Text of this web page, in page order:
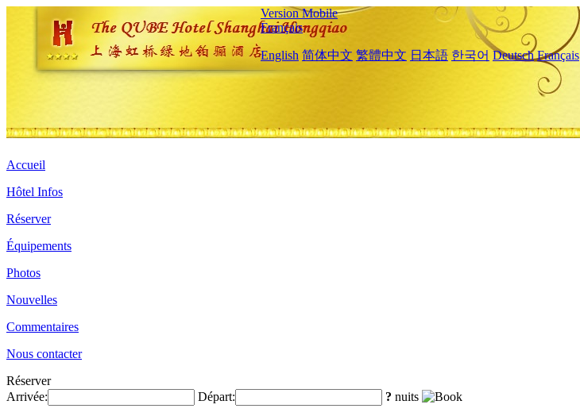
Version Mobile
Français
English 简体中文 繁體中文 日本語 한국어 Deutsch Français
Accueil
Hôtel Infos
Réserver
Équipements
Photos
Nouvelles
Commentaires
Nous contacter
Réserver
Arrivée:
Départ: ? nuits